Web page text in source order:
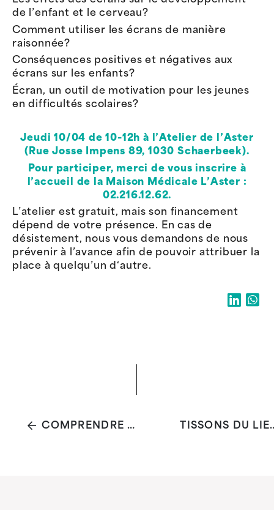
de l’enfant et le cerveau?
Comment utiliser les écrans de manière
raisonnée?
Conséquences positives et négatives aux
écrans sur les enfants?
Écran, un outil de motivation pour les jeunes
en difficultés scolaires?
Jeudi 10/04 de 10-12h à l’Atelier de l’Aster
(Rue Josse Impens 89, 1030 Schaerbeek).
Pour participer, merci de vous inscrire à
l’accueil de la Maison Médicale L’Aster :
02.216.12.62.
L’atelier est gratuit, mais son financement
dépend de votre présence. En cas de
désistement, nous vous demandons de nous
prévenir à l’avance afin de pouvoir attribuer la
place à quelqu’un d‘autre.
COMPRENDRE COMMENT BIEN VENTILER SON LOGEMENT